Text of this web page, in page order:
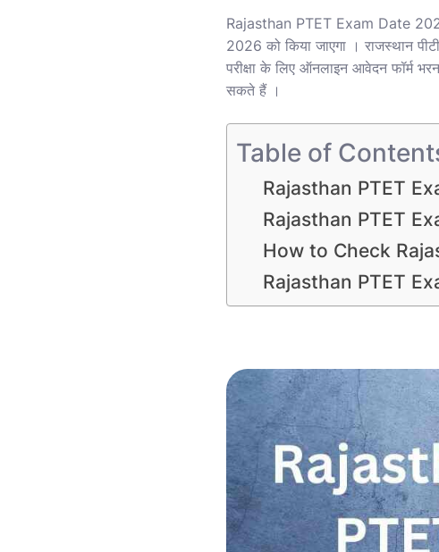
Rajasthan PTET Exam Date 2026
2026 को किया जाएगा । राजस्थान
परीक्षा के लिए ऑनलाइन आवेदन फॉर्म
सकते हैं ।
Table of
Rajasthan PTET
Rajasthan PTET
How to Check
Rajasthan PTET